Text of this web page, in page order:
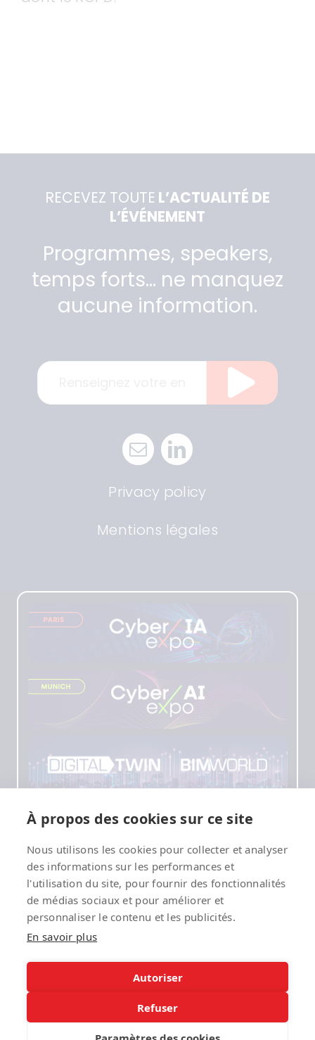
RECEVEZ TOUTE L’ACTUALITÉ DE
L’ÉVÉNEMENT
Programmes, speakers,
temps forts… ne manquez
aucune information.
Privacy policy
Mentions légales
À propos des cookies sur ce site
Nous utilisons les cookies pour collecter et analyser
des informations sur les performances et
l'utilisation du site, pour fournir des fonctionnalités
de médias sociaux et pour améliorer et
personnaliser le contenu et les publicités.
En savoir plus
Autoriser
Refuser